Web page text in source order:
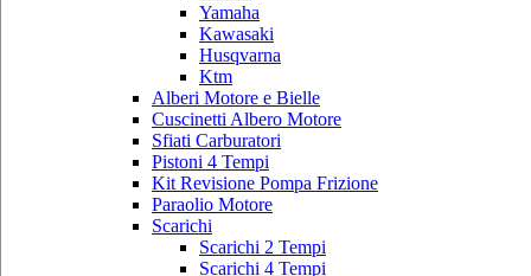
Yamaha
Kawasaki
Husqvarna
Ktm
Alberi Motore e Bielle
Cuscinetti Albero Motore
Sfiati Carburatori
Pistoni 4 Tempi
Kit Revisione Pompa Frizione
Paraolio Motore
Scarichi
Scarichi 2 Tempi
Scarichi 4 Tempi